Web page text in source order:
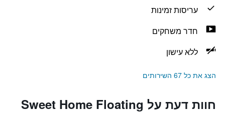
עריסות זמינות
חדר משחקים
ללא עישון
הצג את כל 67 השירותים
חוות דעת על Sweet Home Floating